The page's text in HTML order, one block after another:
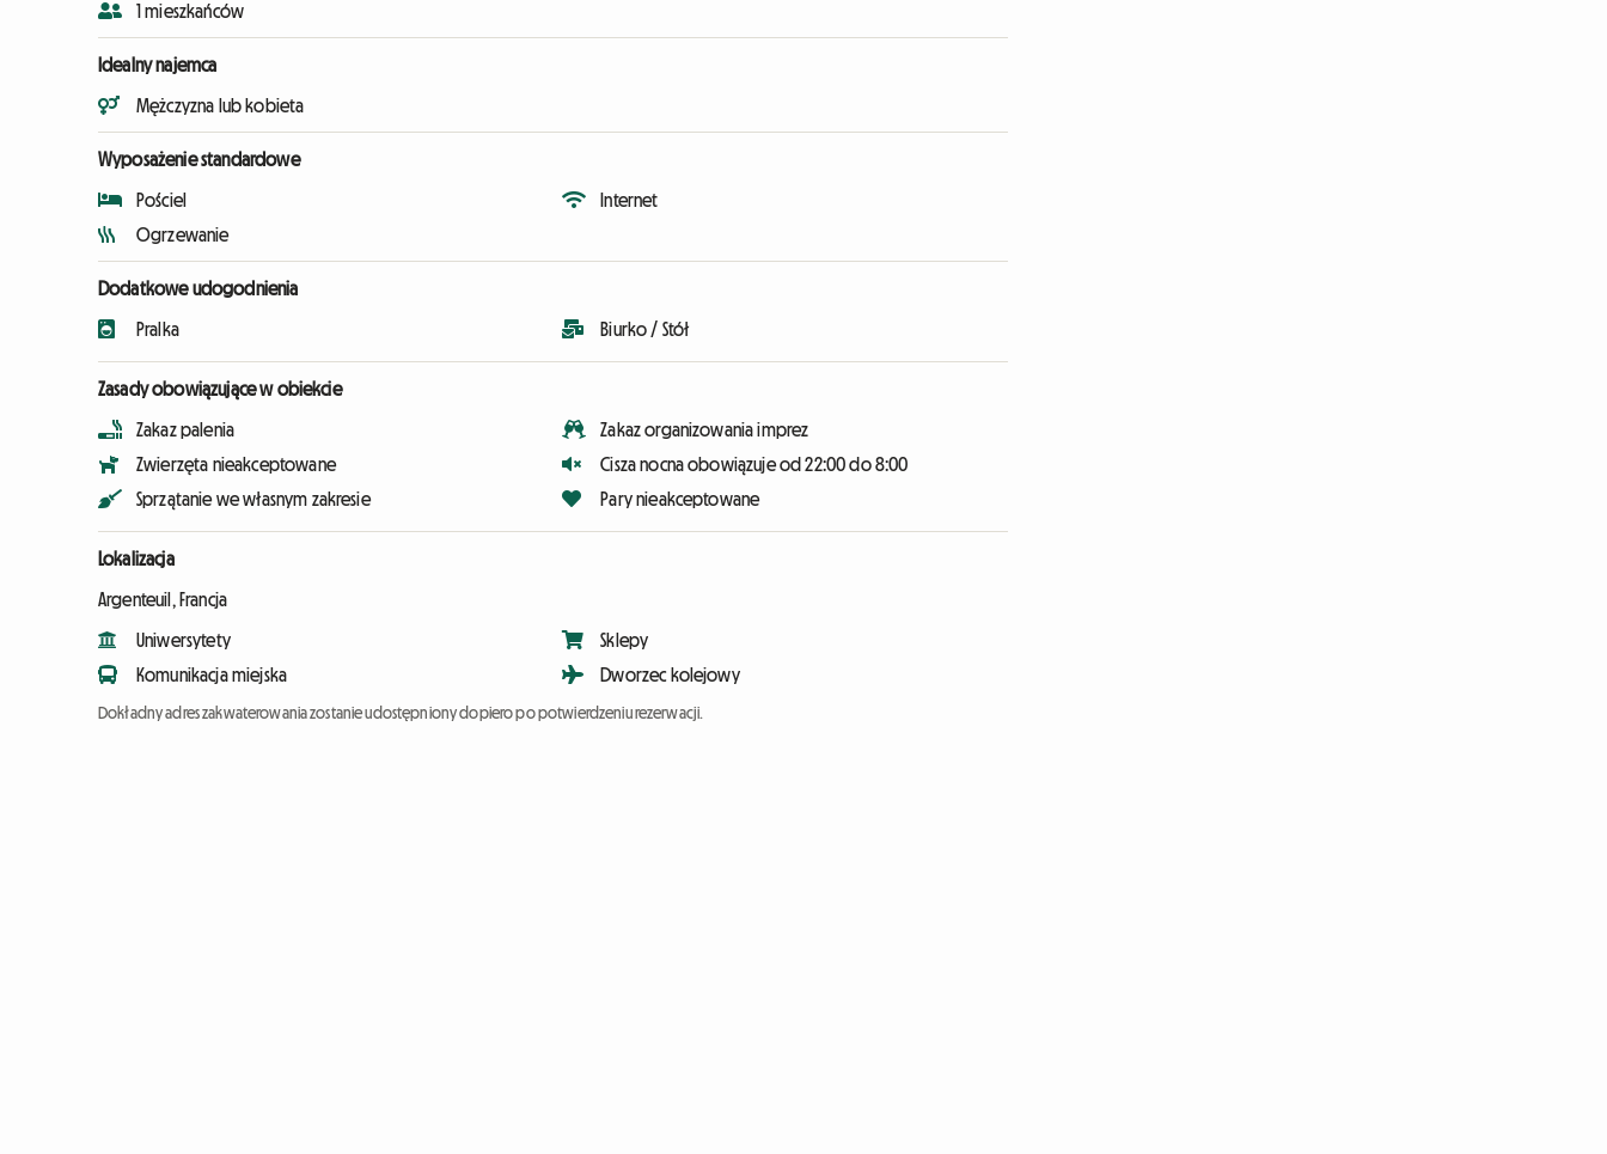
1 mieszkańców
Idealny najemca
Mężczyzna lub kobieta
Wyposażenie standardowe
Pościel
Ogrzewanie
Internet
Dodatkowe udogodnienia
Pralka Biurko / Stół
Zasady obowiązujące w obiekcie
Zakaz palenia
Zwierzęta nieakceptowane
Sprzątanie we własnym zakresie
Zakaz organizowania imprez
Cisza nocna obowiązuje od 22:00 do 8:00
Pary nieakceptowane
Lokalizacja
Argenteuil, Francja
Uniwersytety
Komunikacja miejska
Sklepy
Dworzec kolejowy
Dokładny adres zakwaterowania zostanie udostępniony dopiero po potwierdzeniu rezerwacji.